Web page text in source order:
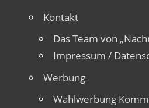
Kontakt
Das Team von
Impressum /
Werbung
Wahlwerbung